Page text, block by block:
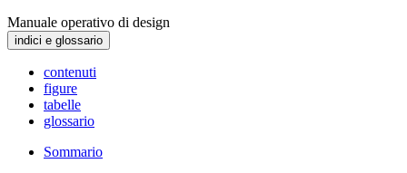
Manuale operativo di design
indici e glossario
contenuti
figure
tabelle
glossario
Sommario